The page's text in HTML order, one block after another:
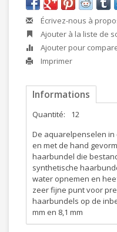
Écrivez-nous à
Ajouter à la liste de
Ajouter pour
Imprimer
Informations
Quantité:
12
De aquarelpenselen in
en met de hand
haarbundel die
synthetische
water opnemen en
zeer fijne punt voor
haarbundels op de
mm en 8,1 mm